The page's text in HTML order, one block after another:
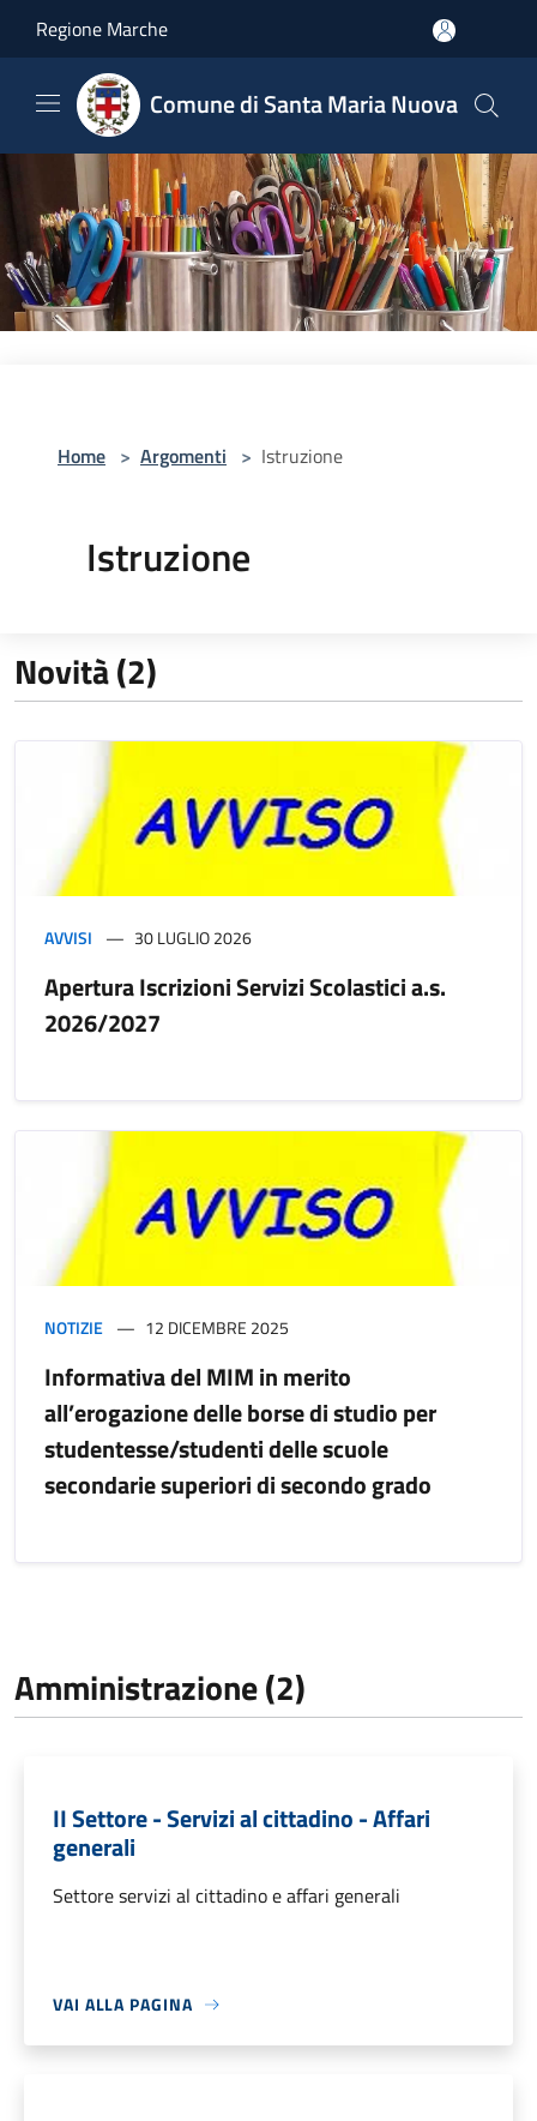
Regione Marche
Comune di Santa Maria Nuova
Home > Argomenti > Istruzione
Istruzione
Novità (2)
AVVISI 30 LUGLIO 2026
Apertura Iscrizioni Servizi Scolastici a.s.
2026/2027
NOTIZIE 12 DICEMBRE 2025
Informativa del MIM in merito
all’erogazione delle borse di studio per
studentesse/studenti delle scuole
secondarie superiori di secondo grado
Amministrazione (2)
II Settore - Servizi al cittadino - Affari
generali
Settore servizi al cittadino e affari generali
VAI ALLA PAGINA